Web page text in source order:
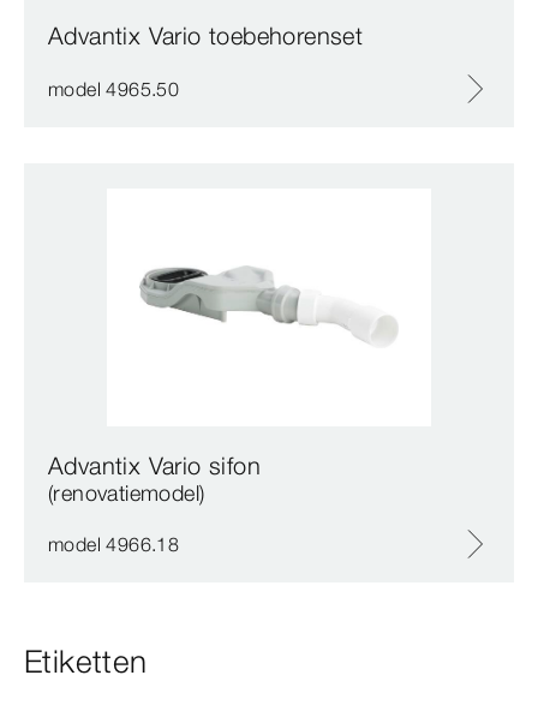
Advantix Vario toebehorenset
model 4965.50
Advantix Vario sifon
(renovatiemodel)
model 4966.18
Etiketten